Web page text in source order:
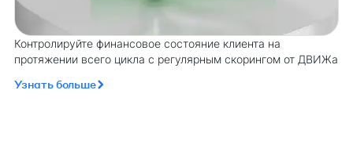
Контролируйте финансовое состояние клиента на
протяжении всего цикла с регулярным скорингом от ДВИЖа
Узнать больше